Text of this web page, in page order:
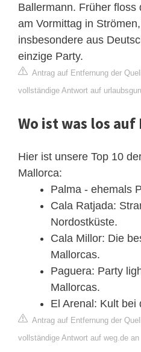
Ballermann. Früher
am Vormittag in
insbesondere aus
einzige Party.
Antrag auf Entfernung der
vollständige Antwort auf
Wo ist was los auf
Hier ist unsere Top 10
Mallorca:
Palma - ehemals
Cala Ratjada:
Nordostküste.
Cala Millor: Die
Mallorcas.
Paguera: Party
Mallorcas.
El Arenal: Kult bei
Antrag auf Entfernung der
vollständige Antwort auf weg.de an